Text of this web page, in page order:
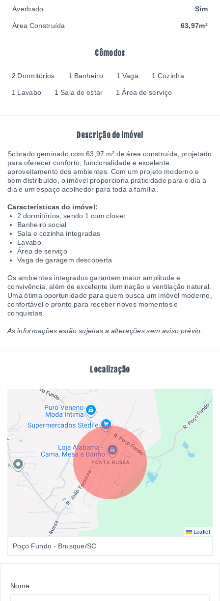
Cômodos
2 Dormitórios 1 Banheiro 1 Vaga 1 Cozinha
1 Lavabo 1 Sala de estar 1 Área de serviço
Descrição do imóvel
Sobrado geminado com 63,97 m² de área construída, projetado
para oferecer conforto, funcionalidade e excelente
aproveitamento dos ambientes. Com um projeto moderno e
bem distribuído, o imóvel proporciona praticidade para o dia a
dia e um espaço acolhedor para toda a família.
Características do imóvel:
2 dormitórios, sendo 1 com closet
Banheiro social
Sala e cozinha integradas
Lavabo
Área de serviço
Vaga de garagem descoberta
Os ambientes integrados garantem maior amplitude e
convivência, além de excelente iluminação e ventilação natural.
Uma ótima oportunidade para quem busca um imóvel moderno,
confortável e pronto para receber novos momentos e
conquistas.
As informações estão sujeitas a alterações sem aviso prévio.
Localização
Leaflet
Poço Fundo - Brusque/SC
Averbado Sim
Área Construída 63,97m²
Nome